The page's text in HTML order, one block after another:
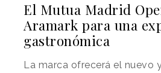
El Mutua Madrid
Aramark para una
gastronómica
La marca ofrecerá el nuevo